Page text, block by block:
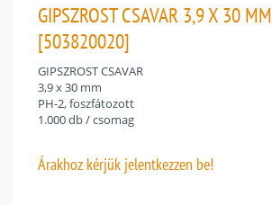
GIPSZROST CSAVAR 3,9 X 30 MM
[503820020]
GIPSZROST CSAVAR
3,9 x 30 mm
PH-2, foszfátozott
1.000 db / csomag
Árakhoz kérjük jelentkezzen be!